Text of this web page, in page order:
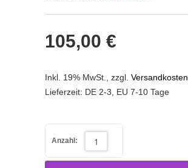
105,00 €
Inkl. 19% MwSt. zzgl. Versandkosten
Lieferzeit: DE 2-3, EU 7-10 Tage
Anzahl: